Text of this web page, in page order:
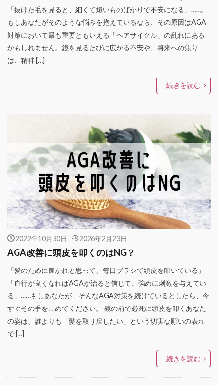
「抜けた毛を見ると、細くて短いものばかりで不安になる」……。
もしあなたがそのような悩みを抱えているなら、その原因はAGA
対策において最も重要ともいえる「ヘアサイクル」の乱れにある
かもしれません。鏡を見るたびに広がる不安や、将来への焦り
は、精神 […]
続きを読む
2022年10月30日 2026年2月23日
AGA改善に頭皮を叩くのはNG？
「髪のために良かれと思って、毎日ブラシで頭皮を叩いている」
「血行が良くなればAGAが治ると信じて、強めに刺激を与えてい
る」……もしあなたが、そんなAGA対策を続けているとしたら、今
すぐその手を止めてください。 鏡の前で必死に頭皮を叩くあなた
の姿は、誰よりも「髪を取り戻したい」という切実な願いの表れ
で […]
続きを読む